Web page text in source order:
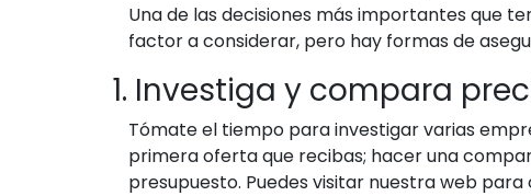
Una de las decisiones más importantes que
factor a considerar, pero hay formas de
1. Investiga y compara
Tómate el tiempo para investigar varias
primera oferta que recibas; hacer una
presupuesto. Puedes visitar nuestra web